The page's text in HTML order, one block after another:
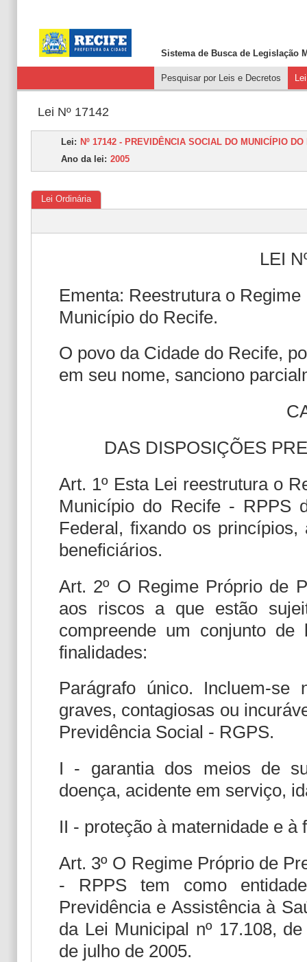
Sistema de Busca de Legislação
Pesquisar por Leis e Decretos
Lei Nº 17142
Lei: Nº 17142 - PREVIDÊNCIA SOCIAL DO MUNICÍPIO DO
Ano da lei: 2005
Lei Ordinária
LEI
Ementa: Reestrutura o
Município do Recife.
O povo da Cidade do Recife,
em seu nome, sanciono
DAS DISPOSIÇÕES
Art. 1º Esta Lei reestrutura o
Município do Recife - RPPS
Federal, fixando os
beneficiários.
Art. 2º O Regime Próprio de
aos riscos a que estão
compreende um conjunto de
finalidades:
Parágrafo único. Incluem-
graves, contagiosas ou
Previdência Social - RGPS.
I - garantia dos meios de
doença, acidente em serviço,
II - proteção à maternidade e à
Art. 3º O Regime Próprio de
- RPPS tem como
Previdência e Assistência à
da Lei Municipal nº 17.108,
de julho de 2005.